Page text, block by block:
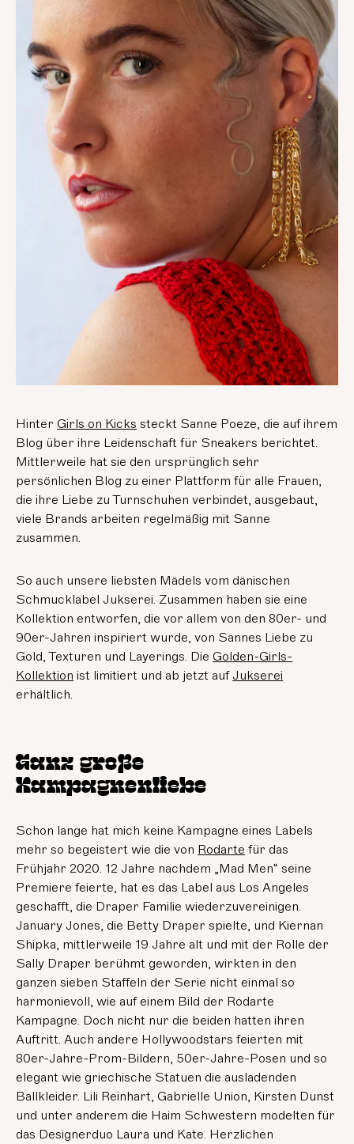
HinterGirls on Kicks steckt Sanne Poeze, die auf ihrem
Blog über ihre Leidenschaft für Sneakers berichtet.
Mittlerweile hat sie den ursprünglich sehr
persönlichen Blog zu einer Plattform für alle Frauen,
die ihre Liebe zu Turnschuhen verbindet, ausgebaut,
viele Brands arbeiten regelmäßig mit Sanne
zusammen.
So auch unsere liebsten Mädels vom dänischen
Schmucklabel Jukserei. Zusammen haben sie eine
Kollektion entworfen, die vor allem von den 80er- und
90er-Jahren inspiriert wurde, von Sannes Liebe zu
Gold, Texturen und Layerings. DieGolden-Girls-
Kollektion ist limitiert und ab jetzt auf Jukserei
erhältlich.
Ganz große
Kampagnenliebe
Schon lange hat mich keine Kampagne eines Labels
mehr so begeistert wie die von Rodarte für das
Frühjahr 2020. 12 Jahre nachdem „Mad Men“ seine
Premiere feierte, hat es das Label aus Los Angeles
geschafft, die Draper Familie wiederzuvereinigen.
January Jones, die Betty Draper spielte, und Kiernan
Shipka, mittlerweile 19 Jahre alt und mit der Rolle der
Sally Draper berühmt geworden, wirkten in den
ganzen sieben Staffeln der Serie nicht einmal so
harmonievoll, wie auf einem Bild der Rodarte
Kampagne. Doch nicht nur die beiden hatten ihren
Auftritt. Auch andere Hollywoodstars feierten mit
80er-Jahre-Prom-Bildern, 50er-Jahre-Posen und so
elegant wie griechische Statuen die ausladenden
Ballkleider. Lili Reinhart, Gabrielle Union, Kirsten Dunst
und unter anderem die Haim Schwestern modelten für
das Designerduo Laura und Kate. Herzlichen